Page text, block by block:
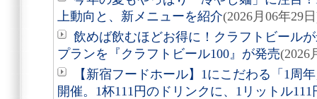
上動向と、新メニューを紹介(2026月06年29
飲めば飲むほどお得に！クラフトビール
プランを『クラフトビール100』が発売(2026
【新宿フードホール】1にこだわる「1周
開催。1杯111円のドリンクに、1リットル